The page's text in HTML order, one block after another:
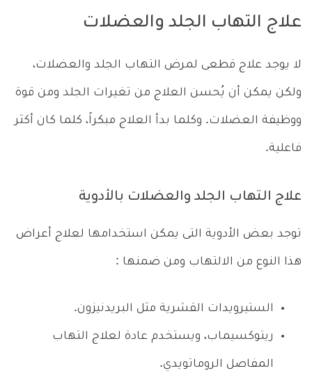
علاج التهاب الجلد والعضلات
لا يوجد علاج قطعى لمرض التهاب الجلد والعضلات،
ولكن يمكن أن يُحسن العلاج من تغيرات الجلد ومن قوة
ووظيفة العضلات. وكلما بدأ العلاج مبكراً، كلما كان أكثر
فاعلية.
علاج التهاب الجلد والعضلات بالأدوية
توجد بعض الأدوية التى يمكن استخدامها لعلاج أعراض
هذا النوع من الالتهاب ومن ضمنها :
الستيرويدات القشرية مثل البريدنيزون.
ريتوكسيماب، ويستخدم عادة لعلاج التهاب
المفاصل الروماتويدي.